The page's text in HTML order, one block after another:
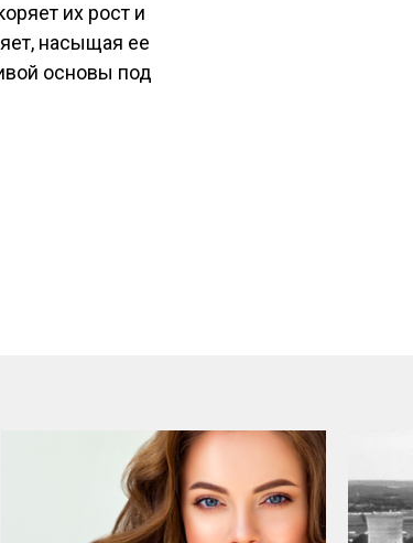
их рост и
насыщая ее
основы под